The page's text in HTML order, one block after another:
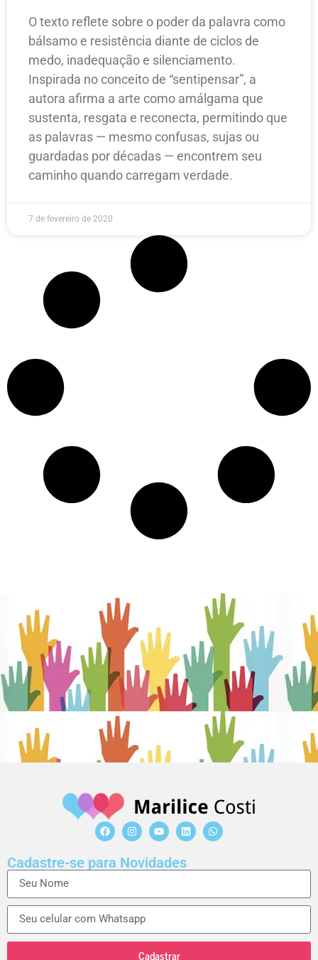
O texto reflete sobre o poder da palavra como
bálsamo e resistência diante de ciclos de
medo, inadequação e silenciamento.
Inspirada no conceito de “sentipensar”, a
autora afirma a arte como amálgama que
sustenta, resgata e reconecta, permitindo que
as palavras — mesmo confusas, sujas ou
guardadas por décadas — encontrem seu
caminho quando carregam verdade.
7 de fevereiro de 2020
Cadastre-se para Novidades
Cadastrar